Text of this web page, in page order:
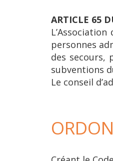
ARTICLE 65
personnes
des secours,
subventions
Le conseil